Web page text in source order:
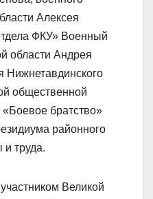
Алексея
ФКУ» Военный
области Андрея
Нижнетавдинского
общественной
братство»
районного
и труда.
Великой